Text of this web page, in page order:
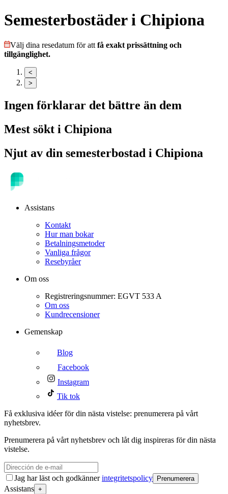
Semesterbostäder i Chipiona
Välj dina resedatum för att få exakt prissättning och
tillgänglighet.
<
>
Ingen förklarar det bättre än dem
Mest sökt i Chipiona
Njut av din semesterbostad i Chipiona
Assistans
Kontakt
Hur man bokar
Betalningsmetoder
Vanliga frågor
Resebyråer
Om oss
Registreringsnummer: EGVT 533 A
Om oss
Kundrecensioner
Gemenskap
Blog
Facebook
Instagram
Tik tok
Få exklusiva idéer för din nästa vistelse: prenumerera på vårt
nyhetsbrev.
Prenumerera på vårt nyhetsbrev och låt dig inspireras för din nästa
vistelse.
Jag har läst och godkännerintegritetspolicy Prenumerera
Assistans +